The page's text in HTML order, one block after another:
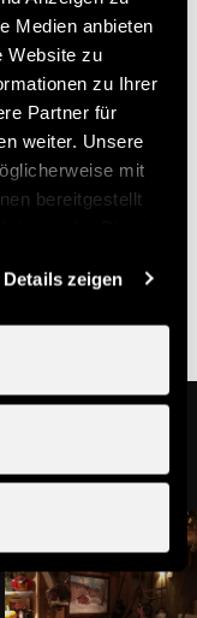
Medien anbieten
Website zu
zu Ihrer
Partner für
weiter. Unsere
mit
bereitgestellt
Details zeigen
Glace,